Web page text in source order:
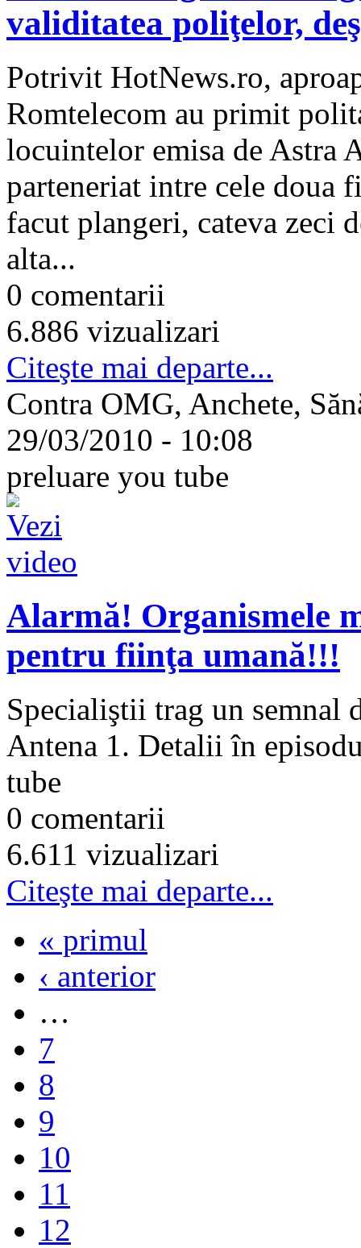
validitatea poliţelor,
Potrivit HotNews.ro,
Romtelecom au primit
locuintelor emisa de Astra
parteneriat intre cele doua
facut plangeri, cateva zeci
alta...
0 comentarii
6.886 vizualizari
Citeşte mai departe...
Contra OMG, Anchete,
29/03/2010 - 10:08
preluare you tube
Alarmă! Organismele
pentru fiinţa umană!!!
Specialiştii trag un semnal
Antena 1. Detalii în
tube
0 comentarii
6.611 vizualizari
Citeşte mai departe...
« primul
‹ anterior
…
7
8
9
10
11
12